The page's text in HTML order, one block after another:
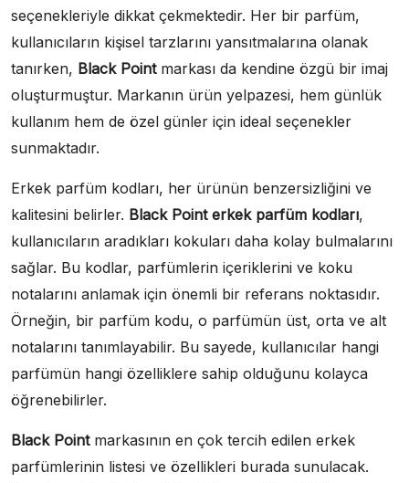
seçenekleriyle dikkat çekmektedir. Her bir parfüm,
kullanıcıların kişisel tarzlarını yansıtmalarına olanak
tanırken, Black Pointmarkası da kendine özgü bir imaj
oluşturmuştur. Markanın ürün yelpazesi, hem günlük
kullanım hem de özel günler için ideal seçenekler
sunmaktadır.
Erkek parfüm kodları, her ürünün benzersizliğini ve
kalitesini belirler. Black Point erkek parfüm kodları,
kullanıcıların aradıkları kokuları daha kolay bulmalarını
sağlar. Bu kodlar, parfümlerin içeriklerini ve koku
notalarını anlamak için önemli bir referans noktasıdır.
Örneğin, bir parfüm kodu, o parfümün üst, orta ve alt
notalarını tanımlayabilir. Bu sayede, kullanıcılar hangi
parfümün hangi özelliklere sahip olduğunu kolayca
öğrenebilirler.
Black Pointmarkasının en çok tercih edilen erkek
parfümlerinin listesi ve özellikleri burada sunulacak.